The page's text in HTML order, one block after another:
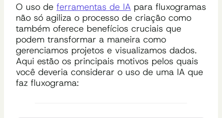
O uso de ferramentas de IA para fluxogramas
não só agiliza o processo de criação como
também oferece benefícios cruciais que
podem transformar a maneira como
gerenciamos projetos e visualizamos dados.
Aqui estão os principais motivos pelos quais
você deveria considerar o uso de uma IA que
faz fluxograma: